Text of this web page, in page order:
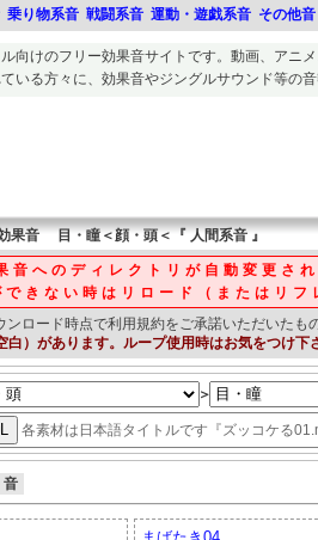
向けのフリー効果音サイトです。 動画、アニ
いる方々に、 効果音やジングルサウンド等の
果音目・瞳＜顔・頭＜『 人間系音 』
音へのディレクトリが自動変更され
きない時はリロード（またはリフ
ンロード時点で利用規約をご承諾いただいたも
）があります。ループ使用時はお気をつけ下
＞
各素材は日本語タイトルです『ズッコケる
音
乗り物系音 戦闘系音 運動・遊戯系音 その他音